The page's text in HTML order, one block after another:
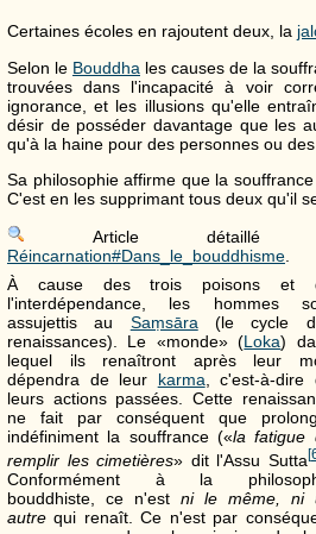
Certaines écoles en rajoutent deux, la
Selon le Bouddha les causes de la
trouvées dans l'incapacité à voir
ignorance, et les illusions qu'elle
désir de posséder davantage que les
qu'à la haine pour des personnes ou des
Sa philosophie affirme que la
C'est en les supprimant tous deux qu'il
Article
Réincarnation#Dans_le_bouddhisme.
À cause des trois poisons et
l'interdépendance, les hommes
assujettis au Saṃsāra(le cycle
renaissances). Le «monde» (Loka)
lequel ils renaîtront après leur
dépendra de leur karma, c'est-à-dire
leurs actions passées. Cette
ne fait par conséquent que
indéfiniment la souffrance («la fatigue
remplir les cimetières» dit l'Assu Sutta[
Conformément à la
bouddhiste, ce n'est ni le même, ni
autre qui renaît. Ce n'est par